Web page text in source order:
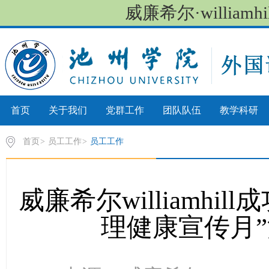
威廉希尔
首页 关于我们 党群工作 团队队伍 教学科研
首页 > 员工工作> 员工工作
威廉希尔williamhill
理健康宣传月